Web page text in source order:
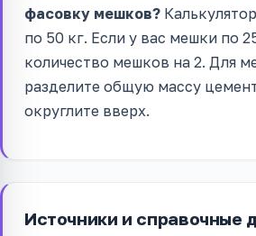
фасовку мешков?
по 50 кг. Если у вас мешки по
количество мешков на 2. Для
разделите общую массу
округлите вверх.
Источники и справочные